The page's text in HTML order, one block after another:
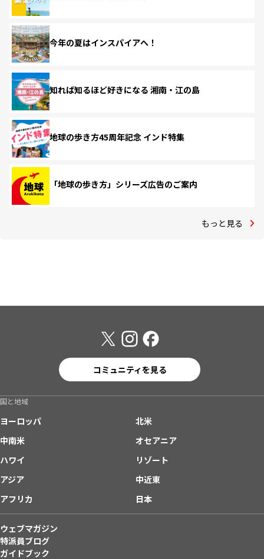
今年の夏はインスパイアへ！
知れば知るほど好きになる 湘南・江の島
地球の歩き方45周年記念 インド特集
「地球の歩き方」シリーズ広告のご案内
もっと見る
コミュニティを見る
国と地域
ヨーロッパ
北米
中南米
オセアニア
ハワイ
リゾート
アジア
中近東
アフリカ
日本
ウェブマガジン
特派員ブログ
ガイドブック